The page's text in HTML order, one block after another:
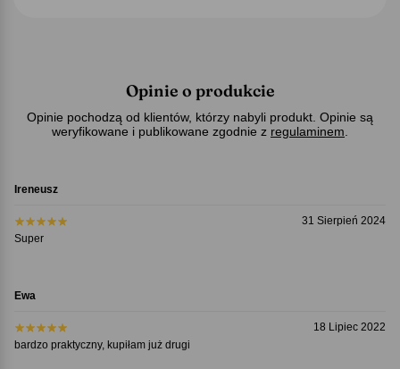
Opinie o produkcie
Opinie pochodzą od klientów, którzy nabyli produkt. Opinie są
weryfikowane i publikowane zgodnie z regulaminem
Ireneusz
31 Sierpień 2024
Super
Ewa
18 Lipiec 2022
bardzo praktyczny, kupiłam już drugi